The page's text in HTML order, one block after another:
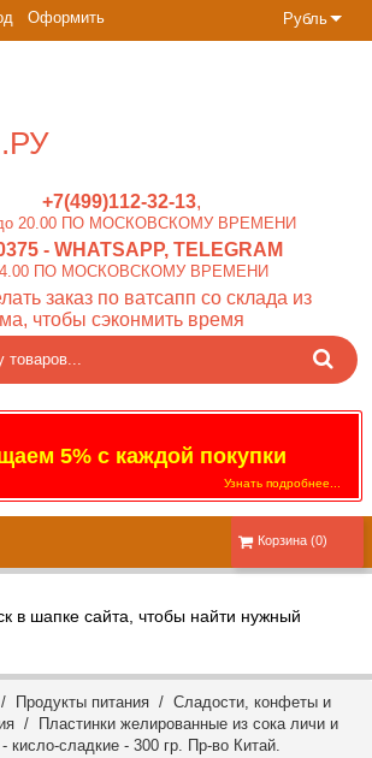
Рубль
Оформить
+7(499)112-32-13
20.00 ПО МОСКОВСКОМУ ВРЕМЕНИ
- WHATSAPP, TELEGRAM
ПО МОСКОВСКОМУ ВРЕМЕНИ
заказ по ватсапп со склада из
чтобы сэконмить время
5% с каждой покупки
Узнать подробнее...
Корзина (0)
в шапке сайта, чтобы найти нужный
/ Продукты питания / Сладости, конфеты и
/ Пластинки желированные из сока личи и
кисло-сладкие - 300 гр. Пр-во Китай.